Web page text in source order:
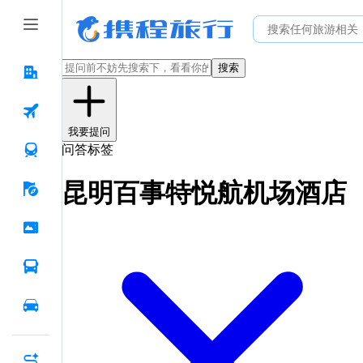
搜索
我要提问
问答标签
昆明百事特悦航机场酒店